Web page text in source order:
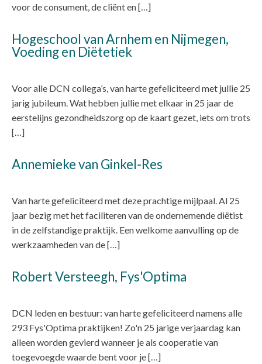
voor de consument, de cliënt en […]
Hogeschool van Arnhem en Nijmegen,
Voeding en Diëtetiek
Voor alle DCN collega’s, van harte gefeliciteerd met jullie 25
jarig jubileum. Wat hebben jullie met elkaar in 25 jaar de
eerstelijns gezondheidszorg op de kaart gezet, iets om trots
[…]
Annemieke van Ginkel-Res
Van harte gefeliciteerd met deze prachtige mijlpaal. Al 25
jaar bezig met het faciliteren van de ondernemende diëtist
in de zelfstandige praktijk. Een welkome aanvulling op de
werkzaamheden van de […]
Robert Versteegh, Fys'Optima
DCN leden en bestuur: van harte gefeliciteerd namens alle
293 Fys'Optima praktijken! Zo'n 25 jarige verjaardag kan
alleen worden gevierd wanneer je als cooperatie van
toegevoegde waarde bent voor je […]